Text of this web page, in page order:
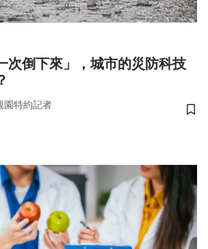
次倒下來」，城市的災防科技
園特約記者
儲